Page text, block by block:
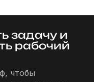
задачу и
рабочий
чтобы